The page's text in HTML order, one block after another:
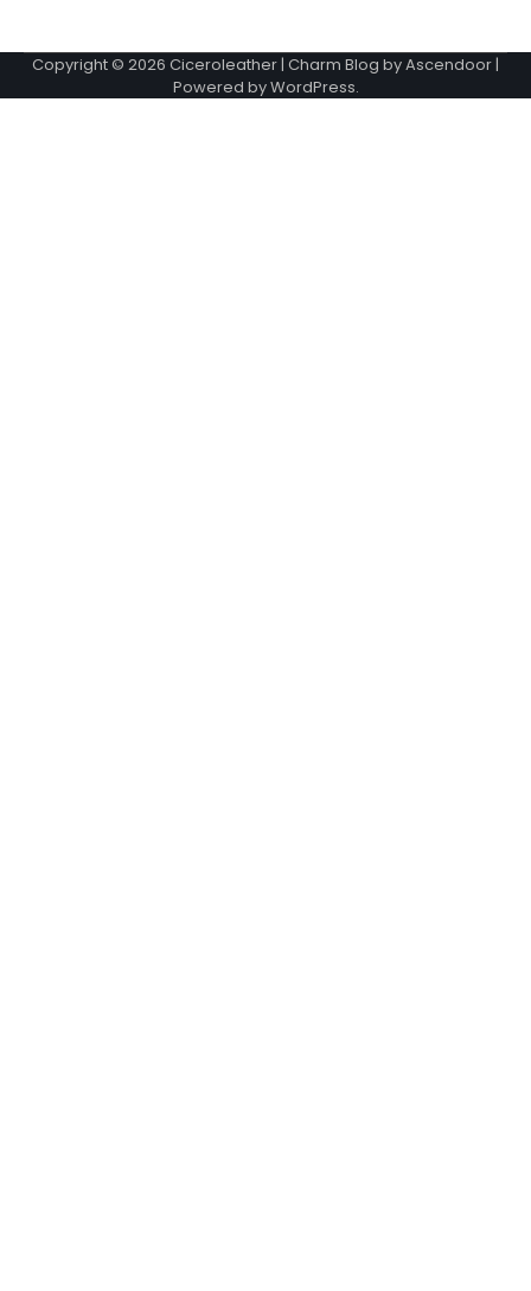
Copyright © 2026 Ciceroleather | Charm Blog byAscendoor |
Powered byWordPress.